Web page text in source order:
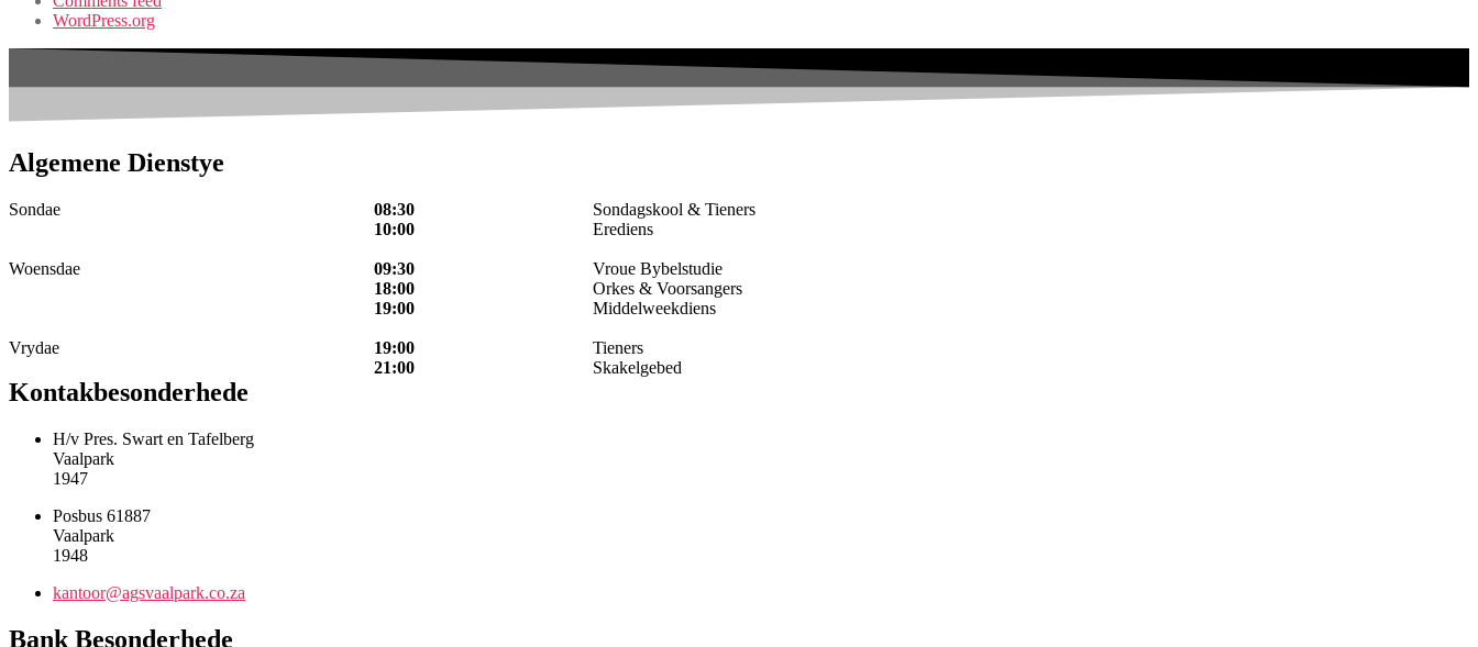
WordPress.org
Algemene Dienstye
Sondae
Woensdae
Vrydae
08:30
10:00
09:30
18:00
19:00
19:00
21:00
Sondagskool & Tieners
Erediens
Vroue Bybelstudie
Orkes & Voorsangers
Middelweekdiens
Tieners
Skakelgebed
Kontakbesonderhede
H/v Pres. Swart en Tafelberg
Vaalpark
1947
Posbus 61887
Vaalpark
1948
kantoor@agsvaalpark.co.za
Bank Besonderhede